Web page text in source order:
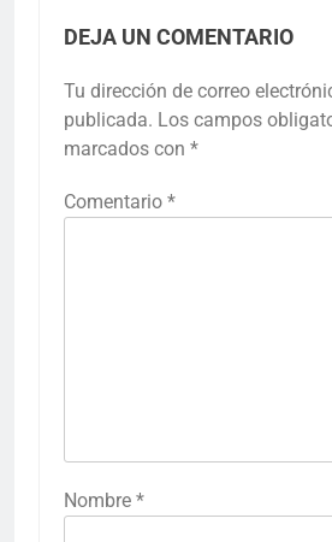
DEJA UN COMENTARIO
Tu dirección de correo
publicada. Los campos
marcados con *
Comentario *
Nombre *